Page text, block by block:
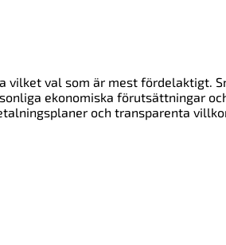
vilket val som är mest fördelaktigt.
ekonomiska förutsättningar
och transparenta